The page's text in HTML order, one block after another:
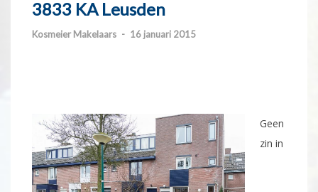
3833 KA Leusden
Kosmeier Makelaars - 16 januari 2015
Geen
zin in